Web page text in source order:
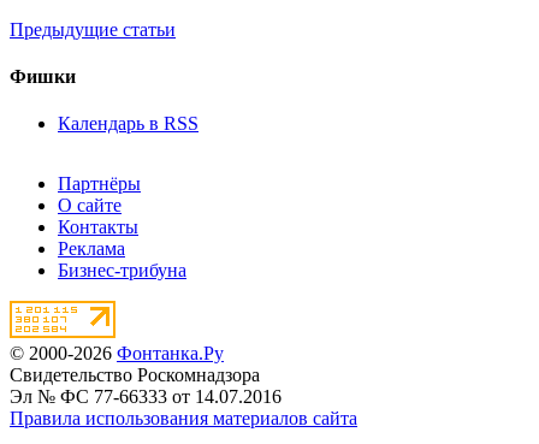
Предыдущие статьи
Фишки
Календарь в RSS
Партнёры
О сайте
Контакты
Реклама
Бизнес-трибуна
© 2000-2026 Фонтанка.Ру
Свидетельство Роскомнадзора
Эл № ФС 77-66333 от 14.07.2016
Правила использования материалов сайта